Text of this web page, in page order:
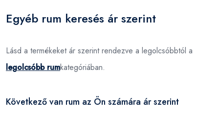
Egyéb rum keresés ár szerint
Lásd a termékeket ár szerint rendezve a legolcsóbbtól a
legolcsóbb rumkategóriában.
Következő van rum az Ön számára ár szerint